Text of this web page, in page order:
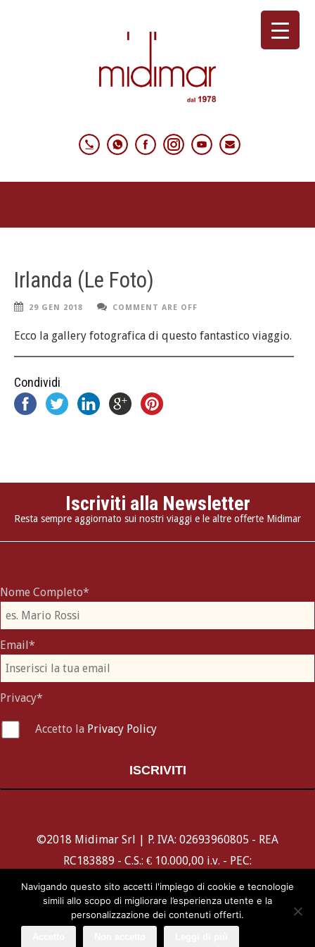
Irlanda (Le Foto)
29 GEN 2018 COMMENT ARE OFF
Ecco la gallery fotografica di questo fantastico viaggio.
Condividi
Iscriviti alla Newsletter
Resta sempre aggiornato sui nostri viaggi e le altre offerte Midimar
Nome Completo*
Email*
Privacy*
Accetto la Privacy Policy
ISCRIVITI
©2018 Midimar Srl | P. IVA: 02693960805 - REA
RC183889 - C.S.: € 10.000,00 i.v. - PEC:
midimar@pec.it
Cookie & Privacy Policy -Condizioni di Vendita-Assicurazioni
-Contatti
Navigando questo sito accetti l'impiego di cookie e tecnologie
simili allo scopo di migliorare l’esperienza utente e la
personalizzazione dei contenuti offerti.